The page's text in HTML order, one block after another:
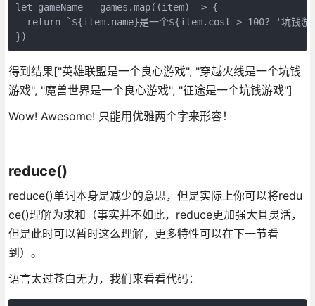
let gameName = games.map((item) => {
return `${item.name}是一个${item.cost > 100? '坑钱游
得到结果["英雄联盟是一个良心游戏", "穿越火线是一个坑钱
游戏", "魔兽世界是一个良心游戏", "征途是一个坑钱游戏"]
Wow! Awesome! 只能用优雅两个字来形容！
reduce()
reduce()单词本身是减少的意思，但是实际上你可以将redu
ce()理解为求和（事实并不如此，reduce更加强大且灵活，
但是此时可以暂时这么理解，更多特性可以在下一节看
到）。
语言太过苍白无力，我们来看看代码：